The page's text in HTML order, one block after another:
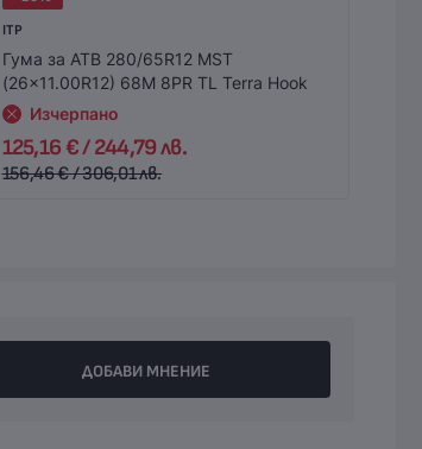
ITP
Гума за АТВ 280/65R12 MST
(26x11.00R12) 68M 8PR TL Terra Hook
Изчерпано
125,16 € / 244,79 лв.
156,46 € / 306,01 лв.
ДОБАВИ МНЕНИЕ